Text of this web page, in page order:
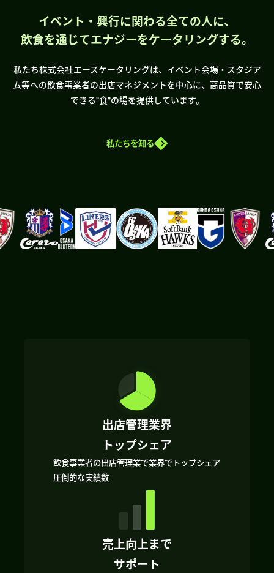
イベント・興行に関わる全ての人に、
飲食を通じてエナジーをケータリングする。
私たち株式会社エースケータリングは、イベント会場・スタジア
ム等への飲食事業者の出店マネジメントを中心に、高品質で安心
できる”食”の場を提供しています。
私たちを知る
出店管理業界
トップシェア
飲食事業者の出店管理業で業界でトップシェア
圧倒的な実績数
売上向上まで
サポート